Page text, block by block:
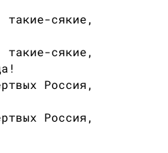
сякие,
сякие,
Россия,
Россия,